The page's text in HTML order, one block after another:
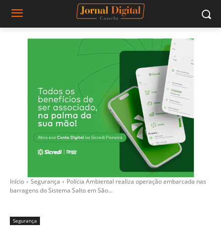
Início Segurança
Polícia Ambiental realiza operação embarcada nas
barragens do Sistema Salto em São...
Segurança